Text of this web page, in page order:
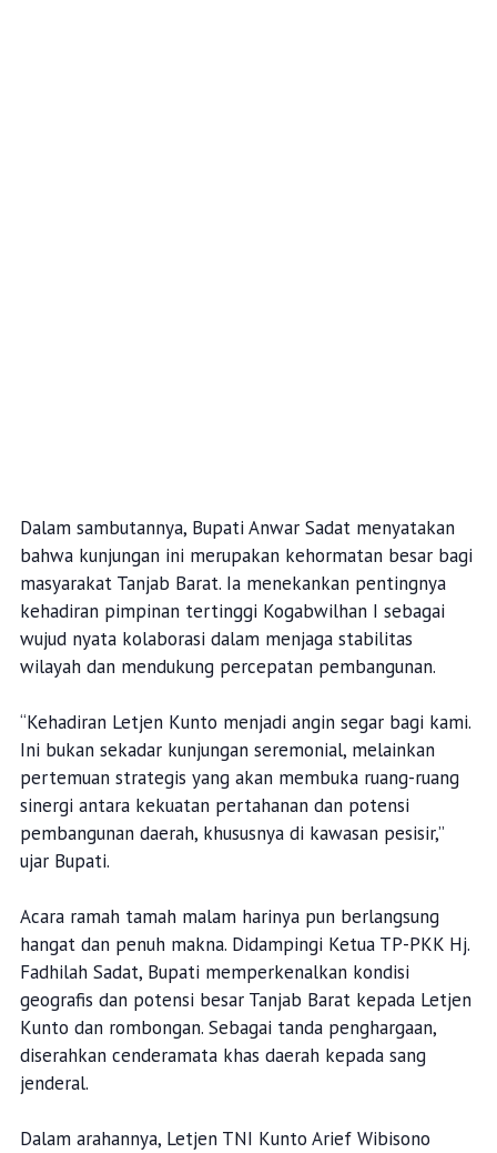
Dalam sambutannya, Bupati Anwar Sadat menyatakan
bahwa kunjungan ini merupakan kehormatan besar bagi
masyarakat Tanjab Barat. Ia menekankan pentingnya
kehadiran pimpinan tertinggi Kogabwilhan I sebagai
wujud nyata kolaborasi dalam menjaga stabilitas
wilayah dan mendukung percepatan pembangunan.
“Kehadiran Letjen Kunto menjadi angin segar bagi kami.
Ini bukan sekadar kunjungan seremonial, melainkan
pertemuan strategis yang akan membuka ruang-ruang
sinergi antara kekuatan pertahanan dan potensi
pembangunan daerah, khususnya di kawasan pesisir,”
ujar Bupati.
Acara ramah tamah malam harinya pun berlangsung
hangat dan penuh makna. Didampingi Ketua TP-PKK Hj.
Fadhilah Sadat, Bupati memperkenalkan kondisi
geografis dan potensi besar Tanjab Barat kepada Letjen
Kunto dan rombongan. Sebagai tanda penghargaan,
diserahkan cenderamata khas daerah kepada sang
jenderal.
Dalam arahannya, Letjen TNI Kunto Arief Wibisono